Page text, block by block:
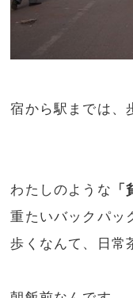
宿から駅までは、
わたしのような
重たいバックパッ
歩くなんて、日常